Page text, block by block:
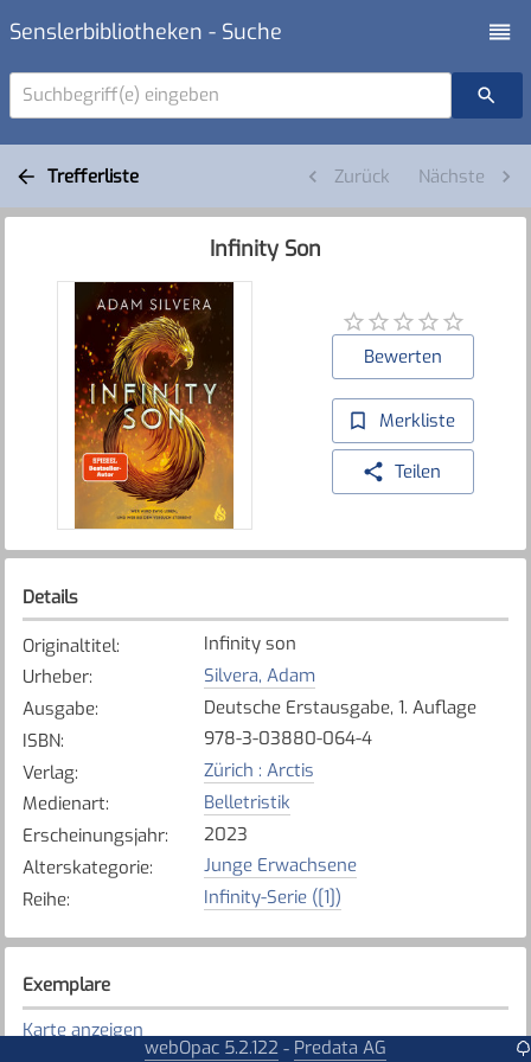
Senslerbibliotheken - Suche
Suchbegriff(e) eingeben
Trefferliste Zurück Nächste
Infinity Son
Bewerten
Merkliste
Teilen
Details
Originaltitel:
Infinity son
Urheber:
Silvera, Adam
Ausgabe:
Deutsche Erstausgabe, 1. Auflage
ISBN:
978-3-03880-064-4
Verlag:
Zürich : Arctis
Medienart:
Belletristik
Erscheinungsjahr:
2023
Alterskategorie:
Junge Erwachsene
Reihe: Infinity-Serie ([1])
Exemplare
Karte anzeigen
webOpac 5.2.122 - Predata AG